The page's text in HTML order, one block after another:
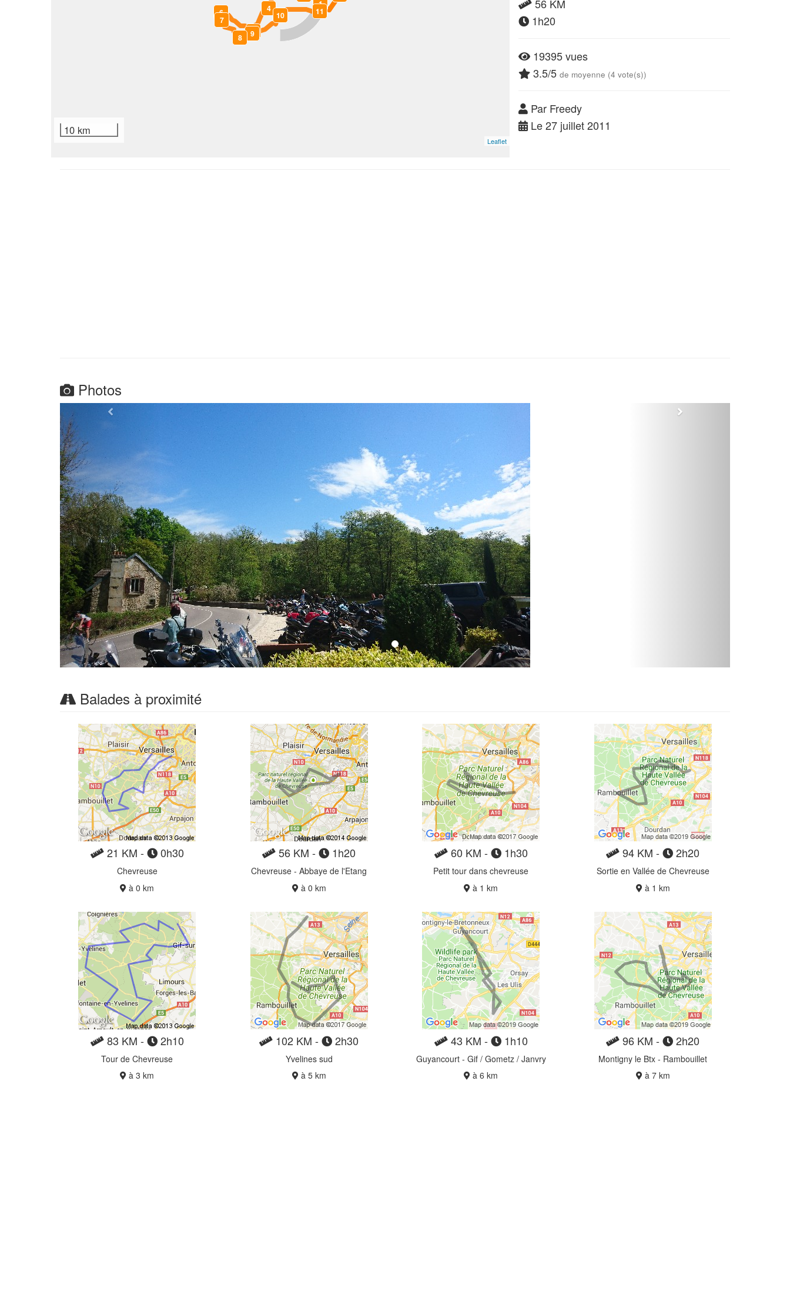
1
4
5
6
7
8
9
10 11
10 km
Leaflet
56 KM
1h20
19395 vues
3.5/5 de moyenne (4 vote(s))
Par Freedy
Le 27 juillet 2011
Photos
Balades à proximité
21 KM - 0h30
Chevreuse
à 0 km
56 KM - 1h20
Chevreuse - Abbaye de l'Etang
à 0 km
60 KM - 1h30
Petit tour dans chevreuse
à 1 km
94 KM - 2h20
Sortie en Vallée de Chevreuse
à 1 km
83 KM - 2h10
Tour de Chevreuse
à 3 km
102 KM - 2h30
Yvelines sud
à 5 km
43 KM - 1h10
Guyancourt - Gif / Gometz / Janvry
à 6 km
96 KM - 2h20
Montigny le Btx - Rambouillet
à 7 km